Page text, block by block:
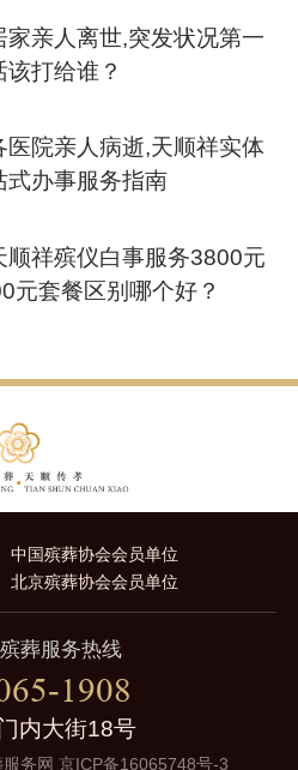
家亲人离世,突发状况第一
该打给谁？
医院亲人病逝,天顺祥实体
式办事服务指南
顺祥殡仪白事服务3800元
元套餐区别哪个好？
中国殡葬协会会员单位
北京殡葬协会会员单位
葬服务热线
1908
内大街18号
务网 京ICP备16065748号-3